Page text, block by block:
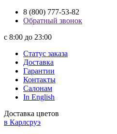
8 (800) 777-53-82
Обратный звонок
с 8:00 до 23:00
Статус заказа
Доставка
Гарантии
Контакты
Салонам
In English
Доставка цветов
в Карлсруэ